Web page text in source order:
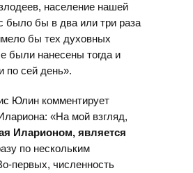
население нашей
было бы в два или три раза
бы тех духовных
были нанесены тогда и
по сей день».
Юлин комментирует
«На мой взгляд,
Иларионом, является
по нескольким
первых, численность